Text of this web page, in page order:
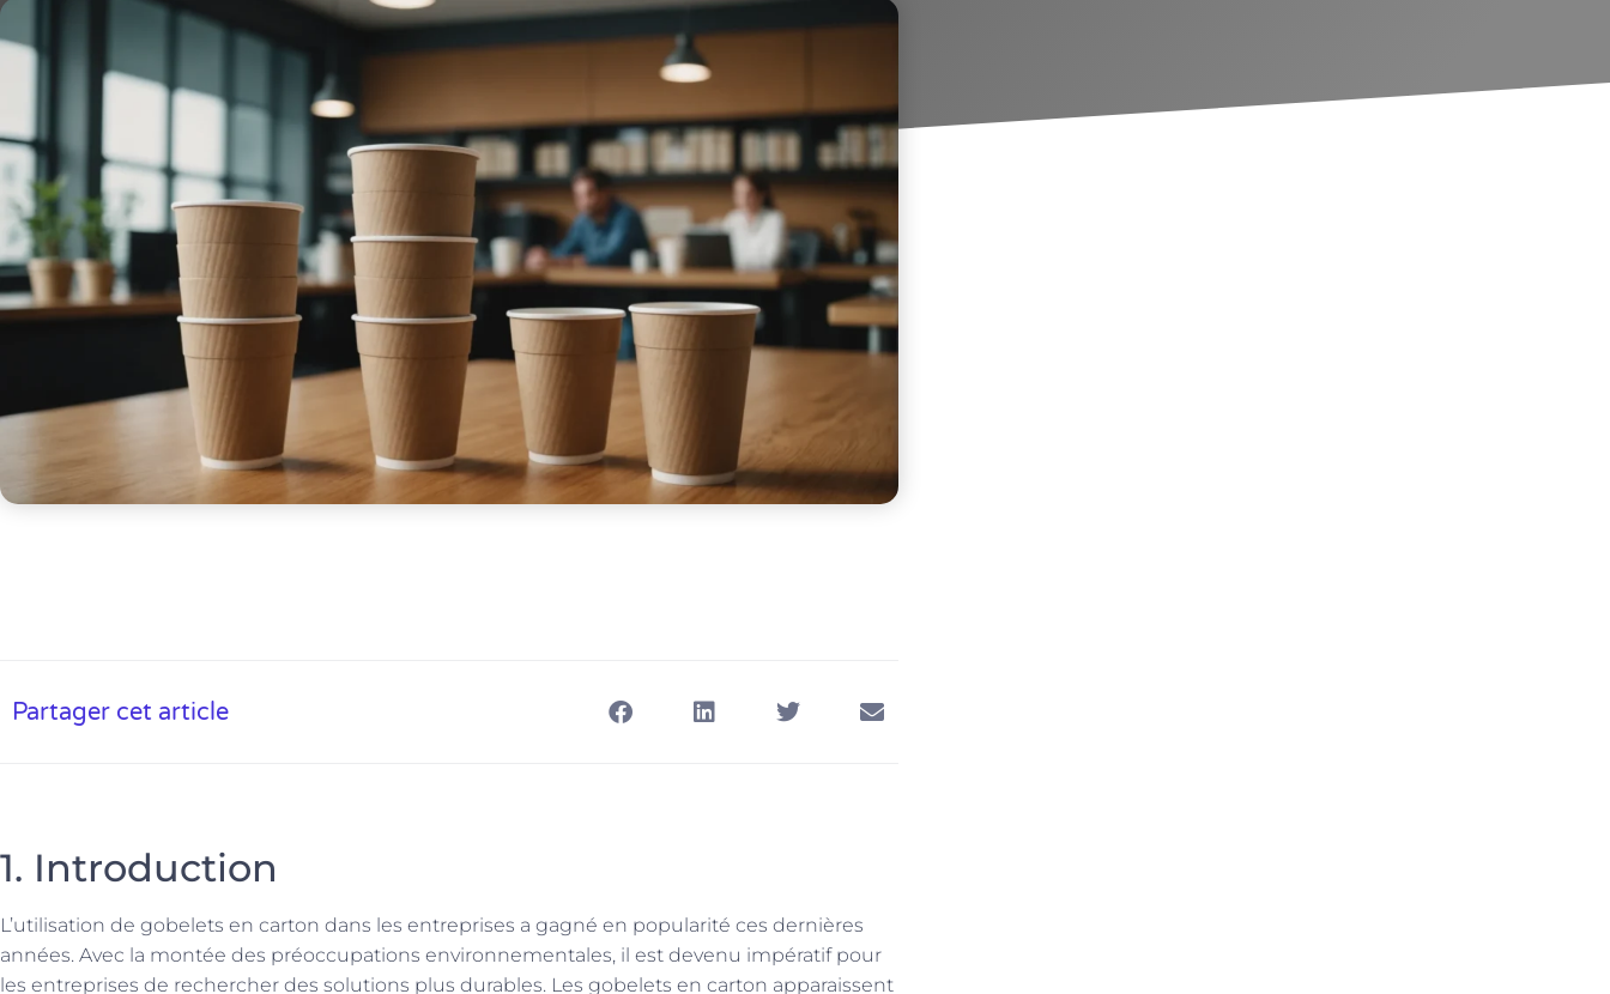
Partager cet article
1. Introduction
L’utilisation de gobelets en carton dans les entreprises a gagné en popularité ces dernières
années. Avec la montée des préoccupations environnementales, il est devenu impératif pour
les entreprises de rechercher des solutions plus durables. Les gobelets en carton apparaissent